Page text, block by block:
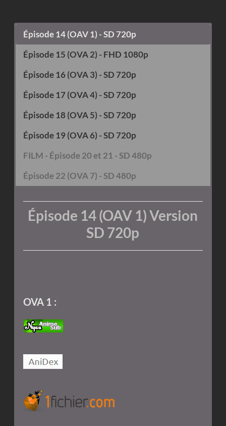
Épisode 14 (OAV 1) - SD 720p
Épisode 15 (OVA 2) - FHD 1080p
Épisode 16 (OVA 3) - SD 720p
Épisode 17 (OVA 4) - SD 720p
Épisode 18 (OVA 5) - SD 720p
Épisode 19 (OVA 6) - SD 720p
FILM - Épisode 20 et 21 - SD 480p
Épisode 22 (OVA 7) - SD 480p
Épisode 14 (OAV 1) Version
SD 720p
OVA 1 :